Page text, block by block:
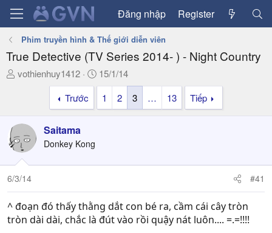
Đăng nhập Register
Phim truyền hình & Thế giới diễn viên
True Detective (TV Series 2014- ) - Night Country
T
a
d
s
t
a
t
e
r
vothienhuy1412
N
g
à
y
15/1/14
Trước
1 2 3 … 13 Tiếp
Saitama
Donkey Kong
6/3/14 #41
^ đoạn đó thấy thằng dắt con bé ra, cầm cái cây tròn
tròn dài dài, chắc là đút vào rồi quậy nát luôn.... =.=!!!!